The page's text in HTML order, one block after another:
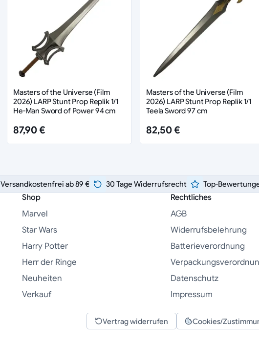
Masters of the Universe (Film
2026) LARP Stunt Prop Replik 1/1
He-Man Sword of Power 94 cm
87,90 €
Masters of the Universe (Film
2026) LARP Stunt Prop Replik 1/1
Teela Sword 97 cm
82,50 €
Versandkostenfrei ab 89 € 30 Tage Widerrufsrecht Top-
Shop
Marvel
Star Wars
Harry Potter
Herr der Ringe
Neuheiten
Verkauf
Rechtliches
AGB
Widerrufsbelehrung
Batterieverordnung
Datenschutz
Impressum
Vertrag widerrufen Cookies/